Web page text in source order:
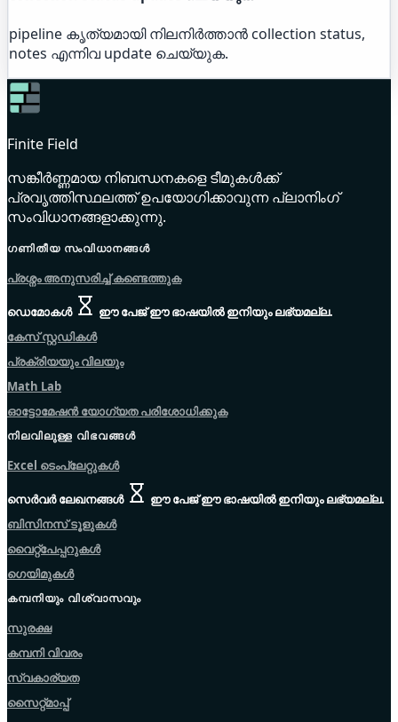
pipeline കൃത്യമായി നിലനിർത്താൻ collection status,
notes എന്നിവ update ചെയ്യുക.
Finite Field
സങ്കീർണ്ണമായ നിബന്ധനകളെ ടീമുകൾക്ക്
പ്രവൃത്തിസ്ഥലത്ത് ഉപയോഗിക്കാവുന്ന പ്ലാനിംഗ്
സംവിധാനങ്ങളാക്കുന്നു.
ഗണിതീയ സംവിധാനങ്ങൾ
പ്രശ്നം അനുസരിച്ച് കണ്ടെത്തുക
ഡെമോകൾ
ഈ പേജ് ഈ ഭാഷയിൽ ഇനിയും ലഭ്യമല്ല.
കേസ് സ്റ്റഡികൾ
പ്രക്രിയയും വിലയും
Math Lab
ഓട്ടോമേഷൻ യോഗ്യത പരിശോധിക്കുക
നിലവിലുള്ള വിഭവങ്ങൾ
Excel ടെംപ്ലേറ്റുകൾ
സെർവർ ലേഖനങ്ങൾ
ഈ പേജ് ഈ ഭാഷയിൽ ഇനിയും ലഭ്യമല്ല.
ബിസിനസ് ടൂളുകൾ
വൈറ്റ്പേപ്പറുകൾ
ഗെയിമുകൾ
കമ്പനിയും വിശ്വാസവും
സുരക്ഷ
കമ്പനി വിവരം
സ്വകാര്യത
സൈറ്റ്മാപ്പ്